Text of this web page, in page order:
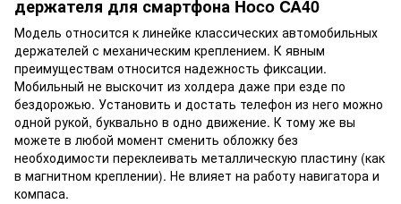
держателя для смартфона Hoco CA40
Модель относится к линейке классических автомобильных
держателей с механическим креплением. К явным
преимуществам относится надежность фиксации.
Мобильный не выскочит из холдера даже при езде по
бездорожью. Установить и достать телефон из него можно
одной рукой, буквально в одно движение. К тому же вы
можете в любой момент сменить обложку без
необходимости переклеивать металлическую пластину (как
в магнитном креплении). Не влияет на работу навигатора и
компаса.